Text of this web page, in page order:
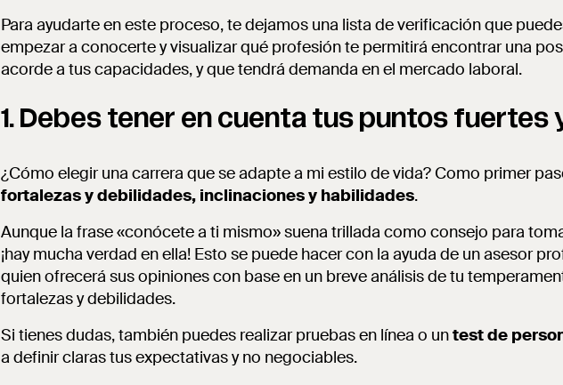
Para ayudarte en este proceso, te dejamos una lista de verificación que
empezar a conocerte y visualizar qué profesión te permitirá encontrar una
acorde a tus capacidades, y que tendrá demanda en el mercado laboral.
1. Debes tener en cuenta tus puntos fuertes
¿Cómo elegir una carrera que se adapte a mi estilo de vida? Como primer
fortalezas y debilidades, inclinaciones y habilidades.
Aunque la frase «conócete a ti mismo» suena trillada como consejo para
¡hay mucha verdad en ella! Esto se puede hacer con la ayuda de un asesor
quien ofrecerá sus opiniones con base en un breve análisis de tu
fortalezas y debilidades.
Si tienes dudas, también puedes realizar pruebas en línea o untest de
a definir claras tus expectativas y no negociables.